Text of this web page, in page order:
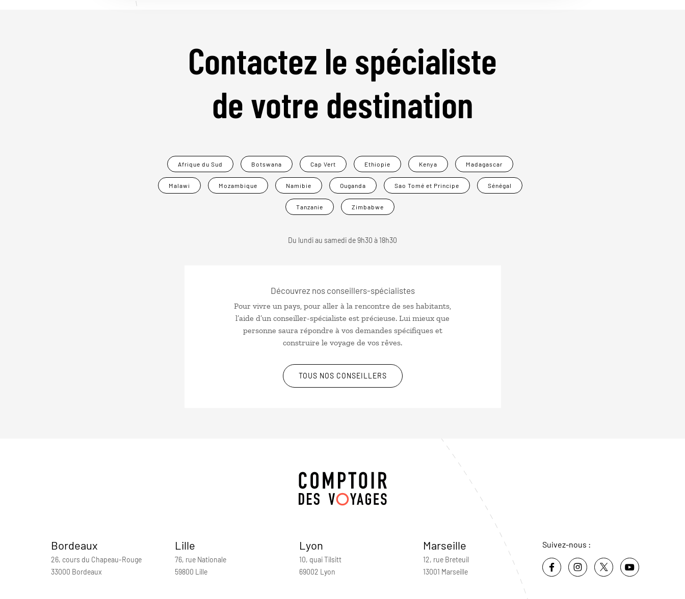
Contactez le spécialiste
de votre destination
Afrique du Sud Botswana Cap Vert Ethiopie Kenya Madagascar
Malawi Mozambique Namibie Ouganda Sao Tomé et Principe Sénégal
Tanzanie Zimbabwe
Du lundi au samedi de 9h30 à 18h30
Découvrez nos conseillers-spécialistes
Pour vivre un pays, pour aller à la rencontre de ses habitants,
l’aide d’un conseiller-spécialiste est précieuse. Lui mieux que
personne saura répondre à vos demandes spécifiques et
construire le voyage de vos rêves.
TOUS NOS CONSEILLERS
Bordeaux
26, cours du Chapeau-Rouge
33000 Bordeaux
Lille
76, rue Nationale
59800 Lille
Lyon
10, quai Tilsitt
69002 Lyon
Marseille
12, rue Breteuil
13001 Marseille
Suivez-nous :